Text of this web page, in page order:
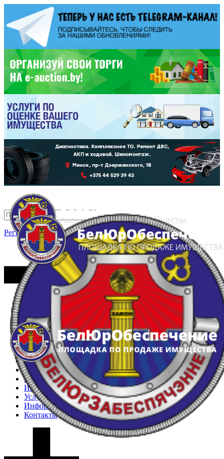
Регистрация Вход
Главная
Арестованное имущество
Реестр несостоявшихся торгов
Реестр переоценок
Частное имущество
Государственное имущество
Интернет-магазин
Интернет-витрина
Услуги
Информация
Контакты